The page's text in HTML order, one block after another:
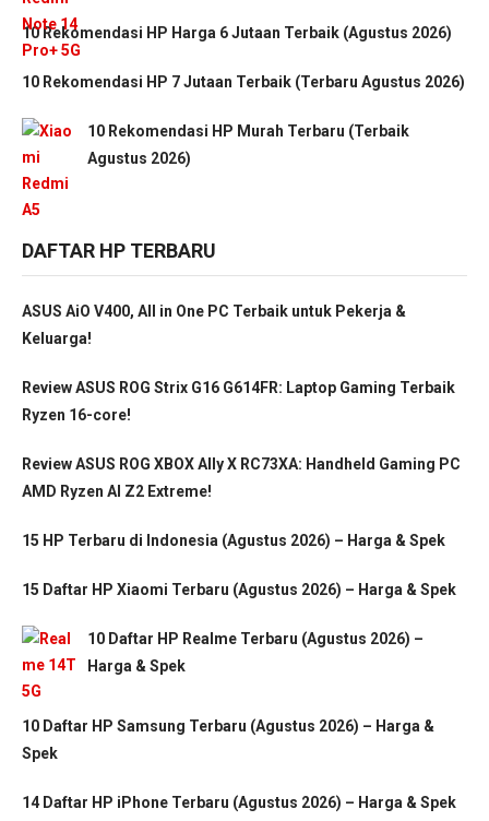
10 Rekomendasi HP Harga 6 Jutaan Terbaik (Agustus 2026)
10 Rekomendasi HP 7 Jutaan Terbaik (Terbaru Agustus 2026)
10 Rekomendasi HP Murah Terbaru (Terbaik
Agustus 2026)
DAFTAR HP TERBARU
ASUS AiO V400, All in One PC Terbaik untuk Pekerja &
Keluarga!
Review ASUS ROG Strix G16 G614FR: Laptop Gaming Terbaik
Ryzen 16-core!
Review ASUS ROG XBOX Ally X RC73XA: Handheld Gaming PC
AMD Ryzen AI Z2 Extreme!
15 HP Terbaru di Indonesia (Agustus 2026) – Harga & Spek
15 Daftar HP Xiaomi Terbaru (Agustus 2026) – Harga & Spek
10 Daftar HP Realme Terbaru (Agustus 2026) –
Harga & Spek
10 Daftar HP Samsung Terbaru (Agustus 2026) – Harga &
Spek
14 Daftar HP iPhone Terbaru (Agustus 2026) – Harga & Spek